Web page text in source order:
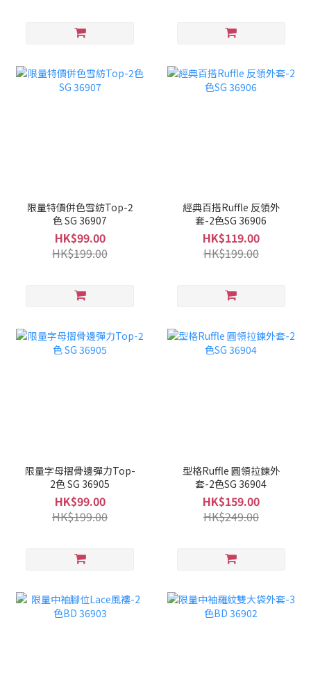
限量特價併色雪紡Top-2
色 SG 36907
HK$99.00
HK$199.00
經典百搭Ruffle 反領外
套-2色SG 36906
HK$119.00
HK$199.00
限量字母摺骨邊彈力Top-
2色 SG 36905
HK$99.00
HK$199.00
型格Ruffle 圓領拉鍊外
套-2色SG 36904
HK$159.00
HK$249.00